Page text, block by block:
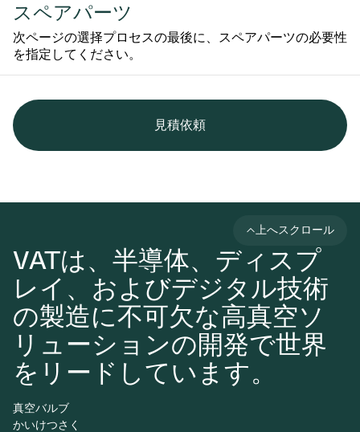
スペアパーツ
次ページの選择プロセスの最後に、スペアパーツの必要性
を指定してください。
見積依頼
VATは、半導体、ディスプ
レイ、およびデジタル技術
の製造に不可欠な高真空ソ
リューションの開発で世界
をリードしています。
上へスクロール
真空バルブ
かいけつさく